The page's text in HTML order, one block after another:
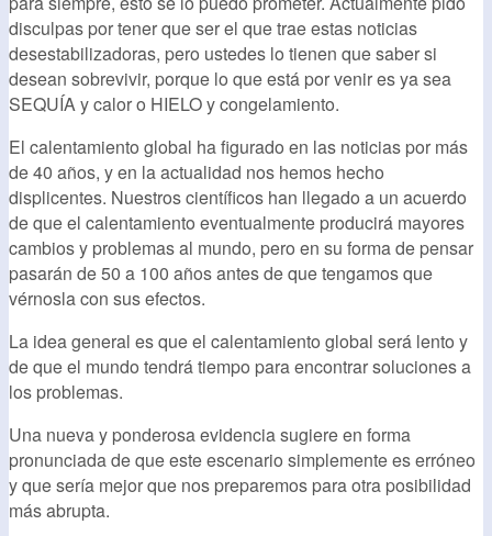
disculpas por tener que ser el que trae estas noticias
desestabilizadoras, pero ustedes lo tienen que saber si
desean sobrevivir, porque lo que está por venir es ya sea
SEQUÍA y calor o HIELO y congelamiento.
El calentamiento global ha figurado en las noticias por más
de 40 años, y en la actualidad nos hemos hecho
displicentes. Nuestros científicos han llegado a un acuerdo
de que el calentamiento eventualmente producirá mayores
cambios y problemas al mundo, pero en su forma de pensar
pasarán de 50 a 100 años antes de que tengamos que
vérnosla con sus efectos.
La idea general es que el calentamiento global será lento y
de que el mundo tendrá tiempo para encontrar soluciones a
los problemas.
Una nueva y ponderosa evidencia sugiere en forma
pronunciada de que este escenario simplemente es erróneo
y que sería mejor que nos preparemos para otra posibilidad
más abrupta.